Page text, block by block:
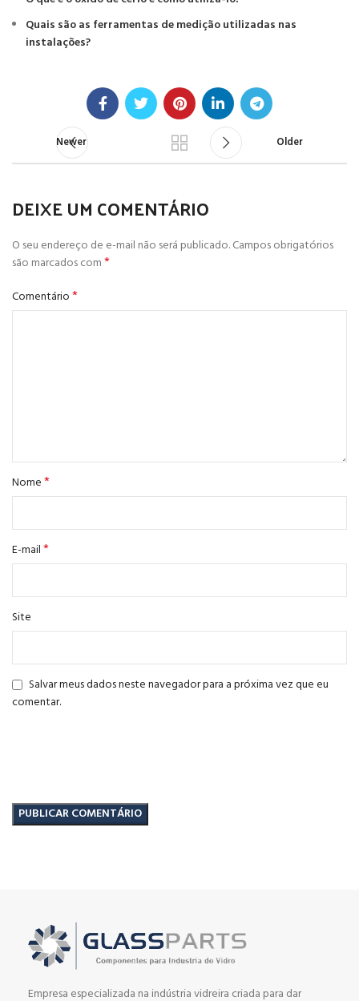
Quais são as ferramentas de medição utilizadas nas
instalações?
Newer Older
DEIXE UM COMENTÁRIO
O seu endereço de e-mail não será publicado.Campos obrigatórios
são marcados com*
Comentário*
Nome*
E-mail*
Site
Salvar meus dados neste navegador para a próxima vez que eu
comentar.
Empresa especializada na indústria vidreira criada para dar